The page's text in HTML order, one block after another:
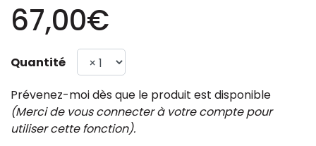
67,00€
Quantité
Prévenez-moi dès que le produit est disponible
(Merci de vous connecter à votre compte pour
utiliser cette fonction).